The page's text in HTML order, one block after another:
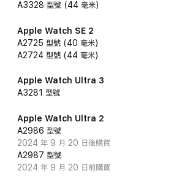
A3328 型號 (44 毫米)
Apple Watch SE 2
A2725 型號 (40 毫米)
A2724 型號 (44 毫米)
Apple Watch Ultra 3
A3281 型號
Apple Watch Ultra 2
A2986 型號
2024 年 9 月 20 日後購買
A2987 型號
2024 年 9 月 20 日前購買